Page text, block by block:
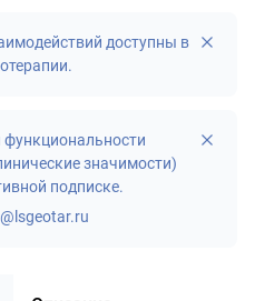
доступны в
.
значимости)
подписке.